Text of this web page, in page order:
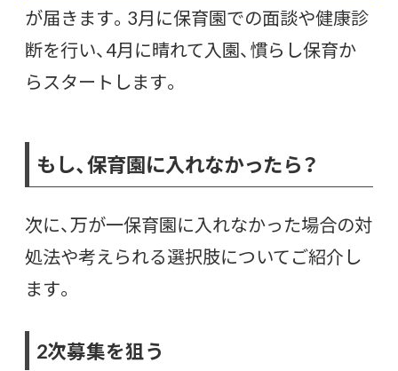
が届きます。3月に保育園での面談や健康診
断を行い、4月に晴れて入園、慣らし保育か
らスタートします。
もし、保育園に入れなかったら？
次に、万が一保育園に入れなかった場合の対
処法や考えられる選択肢についてご紹介し
ます。
2次募集を狙う